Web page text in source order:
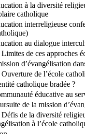
à la diversité
à la diversité
catholique
interreligieuse
au dialogue
Limites de ces approches
d’évangélisation
Ouverture de l’école
catholique bradée ?
éducative au
de la mission
de la diversité
à l’école